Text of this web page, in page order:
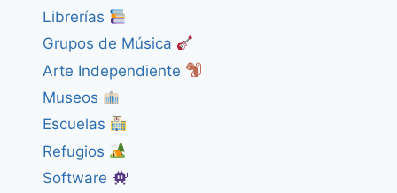
Librerías
Grupos de Música
Arte Independiente
Museos
Escuelas
Refugios
Software